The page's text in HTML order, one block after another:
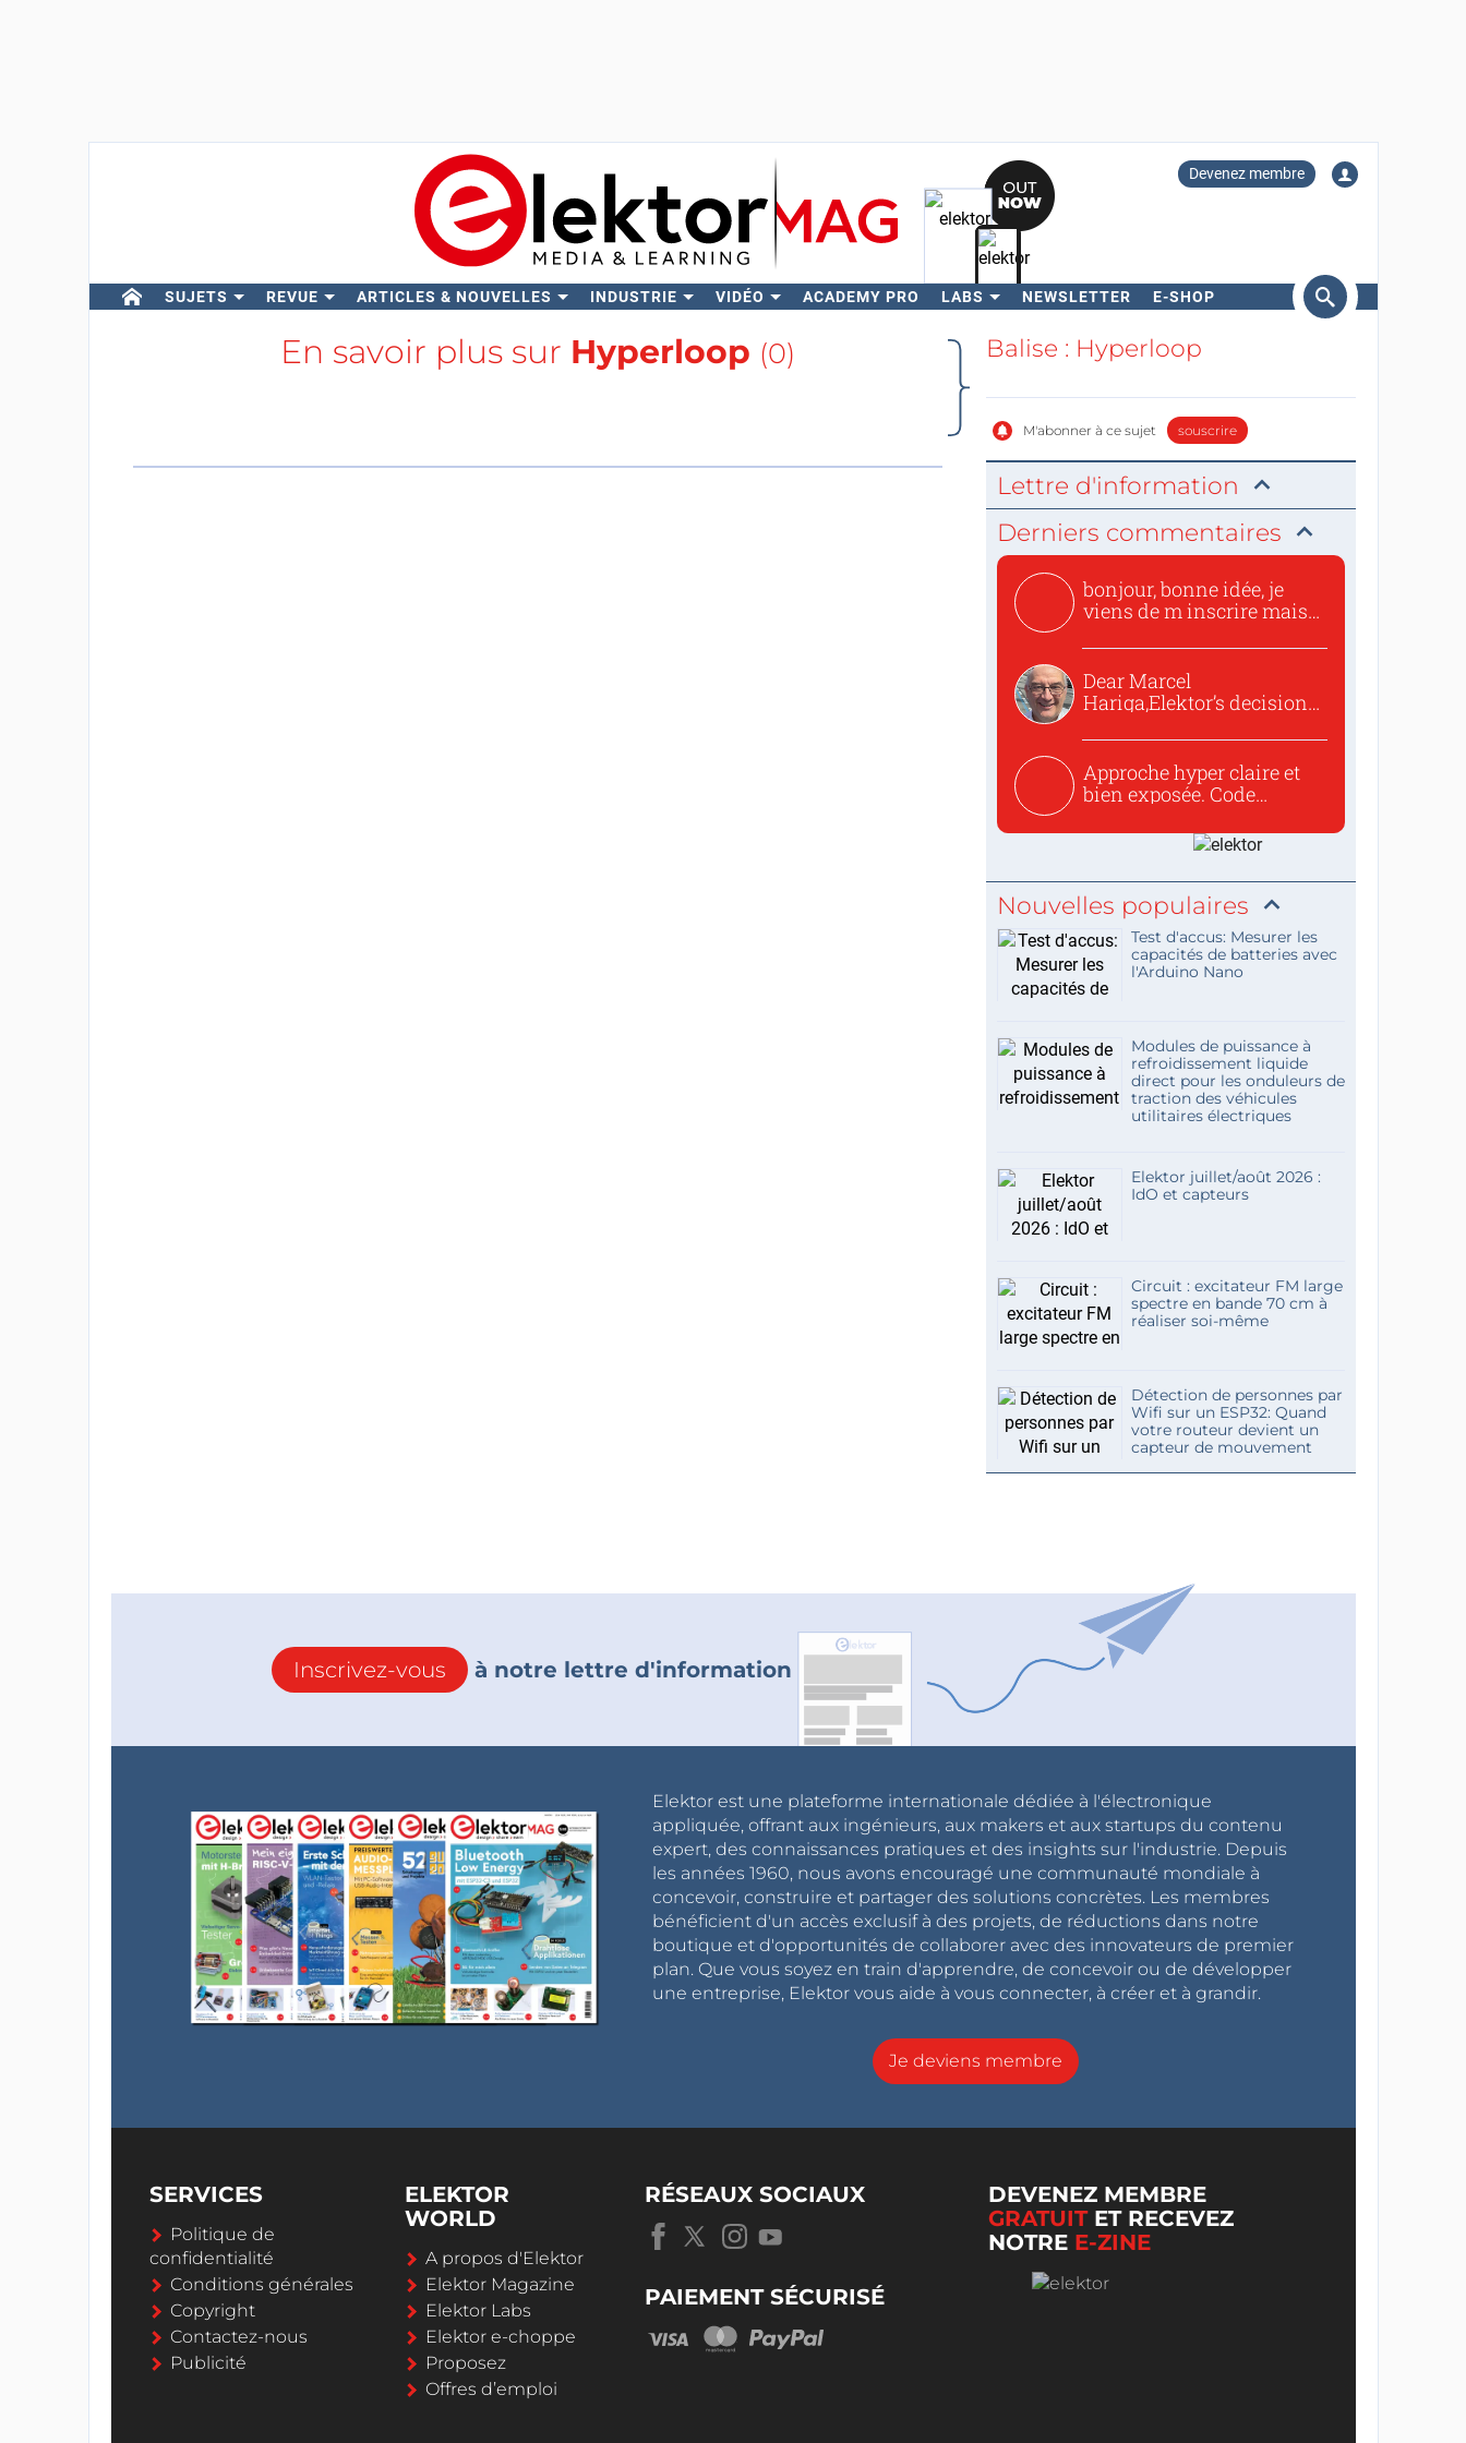
Devenez membre
SUJETS REVUE ARTICLES & NOUVELLES INDUSTRIE VIDÉO ACADEMY PRO LABS NEWSLETTER E-SHOP
Rechercher
En savoir plus sur Hyperloop (0) Balise : Hyperloop
M'abonner à ce sujet souscrire
Lettre d'information
Derniers commentaires
bonjour, bonne idée, je
viens de m inscrire mais
Dear Marcel
Hariga,Elektor’s decision
Approche hyper claire et
bien exposée. Code
Nouvelles populaires
Test d'accus: Mesurer les
capacités de batteries avec
l'Arduino Nano
Modules de puissance à
refroidissement liquide
direct pour les onduleurs de
traction des véhicules
utilitaires électriques
Elektor juillet/août 2026 :
IdO et capteurs
Circuit : excitateur FM large
spectre en bande 70 cm à
réaliser soi-même
Détection de personnes par
Wifi sur un ESP32: Quand
votre routeur devient un
capteur de mouvement
Inscrivez-vous à notre lettre d'information
Elektor est une plateforme internationale dédiée à l'électronique
appliquée, offrant aux ingénieurs, aux makers et aux startups du contenu
expert, des connaissances pratiques et des insights sur l'industrie. Depuis
les années 1960, nous avons encouragé une communauté mondiale à
concevoir, construire et partager des solutions concrètes. Les membres
bénéficient d'un accès exclusif à des projets, de réductions dans notre
boutique et d'opportunités de collaborer avec des innovateurs de premier
plan. Que vous soyez en train d'apprendre, de concevoir ou de développer
une entreprise, Elektor vous aide à vous connecter, à créer et à grandir.
Je deviens membre
SERVICES
Politique de
confidentialité
Conditions générales
Copyright
Contactez-nous
Publicité
ELEKTOR
WORLD
A propos d'Elektor
Elektor Magazine
Elektor Labs
Elektor e-choppe
Proposez
Offres d’emploi
RÉSEAUX SOCIAUX
PAIEMENT SÉCURISÉ
DEVENEZ MEMBRE
GRATUITET RECEVEZ
NOTRE E-ZINE